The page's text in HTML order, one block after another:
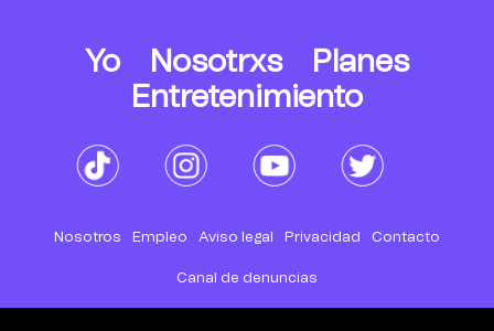
Yo Nosotrxs
Planes
Entretenimiento
Nosotros Empleo Aviso legal Privacidad Contacto
Canal de denuncias